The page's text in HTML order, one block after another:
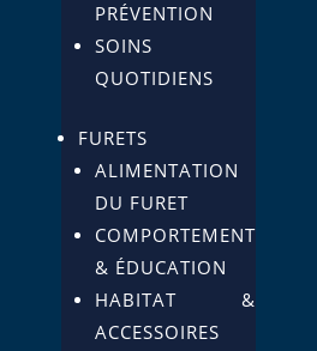
PRÉVENTION
SOINS
QUOTIDIENS
FURETS
ALIMENTATION
DU FURET
COMPORTEMENT
& ÉDUCATION
HABITAT &
ACCESSOIRES